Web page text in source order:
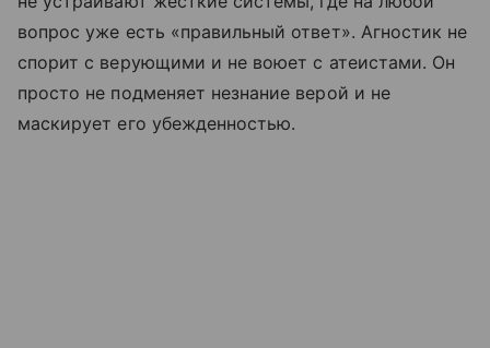
вопрос уже есть «правильный ответ». Агностик не
спорит с верующими и не воюет с атеистами. Он
просто не подменяет незнание верой и не
маскирует его убежденностью.